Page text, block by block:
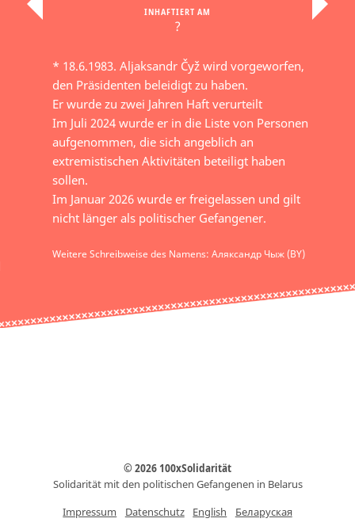
INHAFTIERT AM
?
* 18.6.1983. Aljaksandr Čyž wird vorgeworfen,
den Präsidenten beleidigt zu haben.
Er wurde zu zwei Jahren Haft verurteilt
Im Juli 2024 wurde er in die Liste von Personen
aufgenommen, die sich angeblich an
extremistischen Aktivitäten beteiligt haben
sollen.
Im Januar 2026 wurde er freigelassen und gilt
nicht länger als politischer Gefangener.
Weitere Schreibweise des Namens: Аляксандр Чыж (BY)
© 2026 100xSolidarität
Solidarität mit den politischen Gefangenen in Belarus
Impressum
Datenschutz English Беларуская